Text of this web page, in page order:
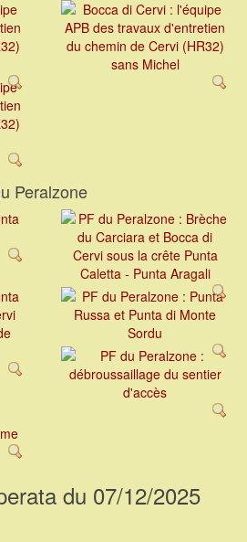
Peralzone
du 07/12/2025